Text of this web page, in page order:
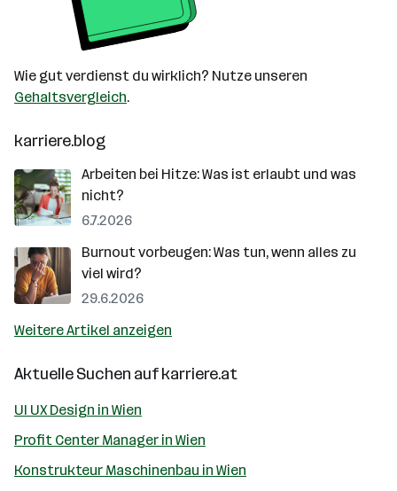
Wie gut verdienst du wirklich? Nutze unseren
Gehaltsvergleich.
karriere.blog
Arbeiten bei Hitze: Was ist erlaubt und was
nicht?
6.7.2026
Burnout vorbeugen: Was tun, wenn alles zu
viel wird?
29.6.2026
Weitere Artikel anzeigen
Aktuelle Suchen aufkarriere.at
UI UX Design in Wien
Profit Center Manager in Wien
Konstrukteur Maschinenbau in Wien